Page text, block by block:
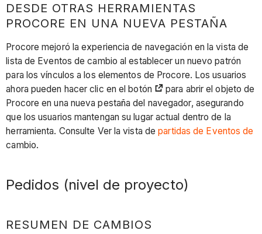
DESDE OTRAS HERRAMIENTAS
PROCORE EN UNA NUEVA PESTAÑA
Procore mejoró la experiencia de navegación en la vista de
lista de Eventos de cambio al establecer un nuevo patrón
para los vínculos a los elementos de Procore. Los usuarios
ahora pueden hacer clic en el botón
para abrir el objeto de
Procore en una nueva pestaña del navegador, asegurando
que los usuarios mantengan su lugar actual dentro de la
herramienta. Consulte Ver la vista departidas de Eventos de
cambio.
Pedidos (nivel de proyecto)
RESUMEN DE CAMBIOS